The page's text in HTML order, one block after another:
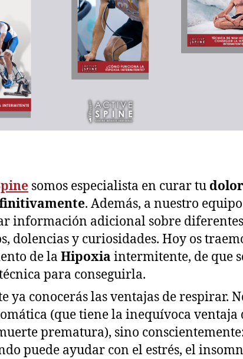
somos especialista en curar tu
. Además, a nuestro
información adicional sobre diferentes
dolencias y curiosidades. Hoy os
de la Hipoxia intermitente, de que
para conseguirla.
ya conocerás las ventajas de respirar.
(que tiene la inequívoca ventaja
prematura), sino
puede ayudar con el estrés, el